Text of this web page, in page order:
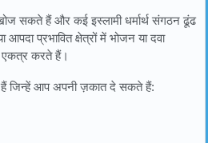
सकते हैं और कई इस्लामी धर्मार्थ संगठन ढूंढ
प्रभावित क्षेत्रों में भोजन या दवा
एकत्र करते हैं।
जिन्हें आप अपनी ज़कात दे सकते हैं: